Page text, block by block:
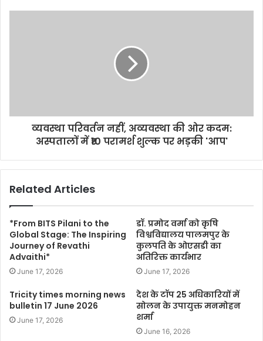
व्यवस्था परिवर्तन नहीं, अव्यवस्था की ओर कदम:
अस्पतालों में ₹10 परामर्श शुल्क पर भड़की 'आप'
Related Articles
*From BITS Pilani to the
Global Stage: The Inspiring
Journey of Revathi
Advaithi*
June 17, 2026
डॉ. प्रमोद वर्मा को कृषि
विश्वविद्यालय पालमपुर के
कुलपति के ओएसडी का
अतिरिक्त कार्यभार
June 17, 2026
Tricity times morning news
bulletin 17 June 2026
June 17, 2026
देश के टॉप 25 अधिकारियों में
सोलन के उपायुक्त मनमोहन
शर्मा
June 16, 2026